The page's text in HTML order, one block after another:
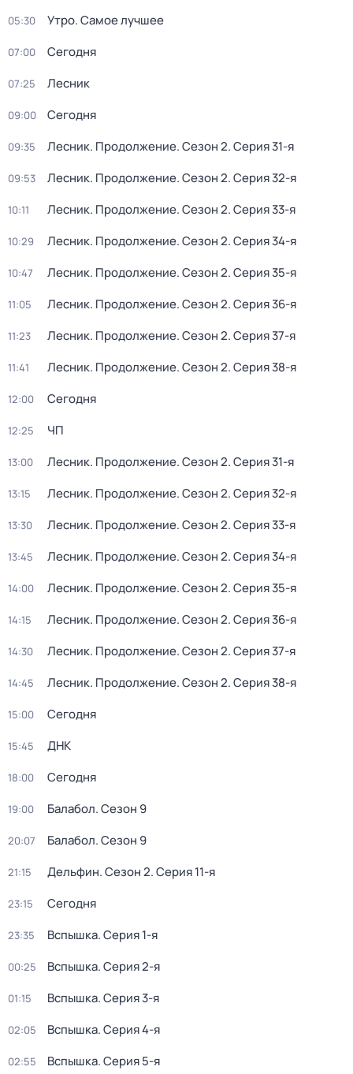
05:30 Утро. Самое лучшее
07:00 Сегодня
07:25 Лесник
09:00 Сегодня
09:35 Лесник. Продолжение. Сезон 2. Серия 31-я
09:53 Лесник. Продолжение. Сезон 2. Серия 32-я
10:11 Лесник. Продолжение. Сезон 2. Серия 33-я
10:29 Лесник. Продолжение. Сезон 2. Серия 34-я
10:47 Лесник. Продолжение. Сезон 2. Серия 35-я
11:05 Лесник. Продолжение. Сезон 2. Серия 36-я
11:23 Лесник. Продолжение. Сезон 2. Серия 37-я
11:41 Лесник. Продолжение. Сезон 2. Серия 38-я
12:00 Сегодня
12:25 ЧП
13:00 Лесник. Продолжение. Сезон 2. Серия 31-я
13:15 Лесник. Продолжение. Сезон 2. Серия 32-я
13:30 Лесник. Продолжение. Сезон 2. Серия 33-я
13:45 Лесник. Продолжение. Сезон 2. Серия 34-я
14:00 Лесник. Продолжение. Сезон 2. Серия 35-я
14:15 Лесник. Продолжение. Сезон 2. Серия 36-я
14:30 Лесник. Продолжение. Сезон 2. Серия 37-я
14:45 Лесник. Продолжение. Сезон 2. Серия 38-я
15:00 Сегодня
15:45 ДНК
18:00 Сегодня
19:00 Балабол. Сезон 9
20:07 Балабол. Сезон 9
21:15 Дельфин. Сезон 2. Серия 11-я
23:15 Сегодня
23:35 Вспышка. Серия 1-я
00:25 Вспышка. Серия 2-я
01:15 Вспышка. Серия 3-я
02:05 Вспышка. Серия 4-я
02:55 Вспышка. Серия 5-я